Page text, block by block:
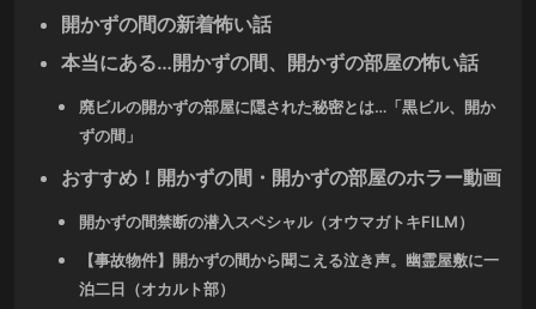
開かずの間の新着怖い話
本当にある…開かずの間、開かずの部屋の怖い話
廃ビルの開かずの部屋に隠された秘密とは…「黒ビル、開か
ずの間」
おすすめ！開かずの間・開かずの部屋のホラー動画
開かずの間禁断の潜入スペシャル（オウマガトキFILM）
【事故物件】開かずの間から聞こえる泣き声。幽霊屋敷に一
泊二日（オカルト部）